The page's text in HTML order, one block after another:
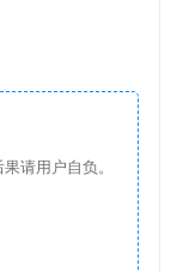
请用户自负。